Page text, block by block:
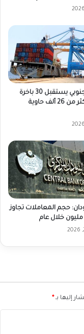
الميناء الجنوبي يستقبل 30 باخرة
ويتداول أكثر من 26 ألف حاوية
حجم المعاملات تجاوز
إليها بـ*